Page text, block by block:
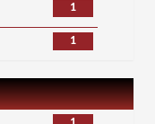
1
1